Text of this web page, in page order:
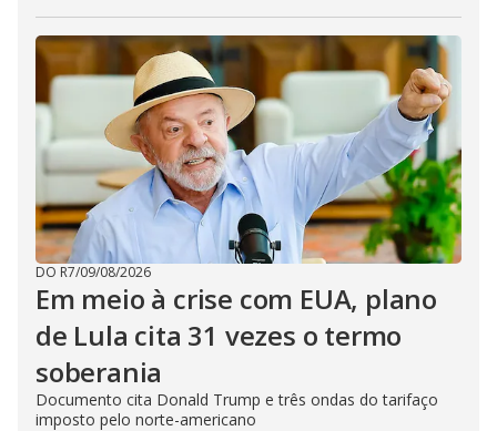
DO R7/09/08/2026
Em meio à crise com EUA, plano
de Lula cita 31 vezes o termo
soberania
Documento cita Donald Trump e três ondas do tarifaço
imposto pelo norte-americano